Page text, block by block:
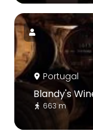
Portugal
Blandy's
663 m